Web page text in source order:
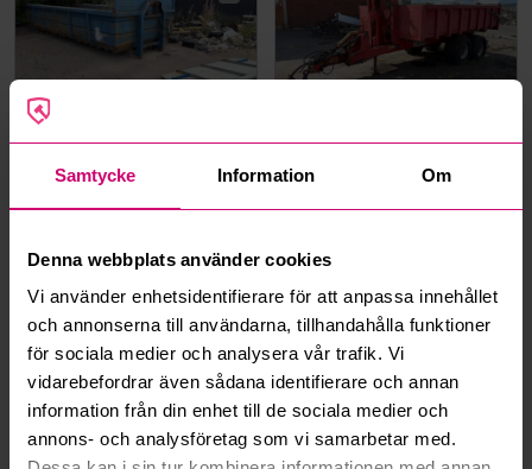
Samtycke Information Om
Denna webbplats använder cookies
Vi använder enhetsidentifierare för att anpassa innehållet
och annonserna till användarna, tillhandahålla funktioner
för sociala medier och analysera vår trafik. Vi
vidarebefordrar även sådana identifierare och annan
information från din enhet till de sociala medier och
annons- och analysföretag som vi samarbetar med.
Norrköping 5d 17h
Lastväxlarflak
Norrköping 5d 17h
Lastväxlarvagn Bigab 10-
Kävlinge 5d 17h Smedjebacken
JCB